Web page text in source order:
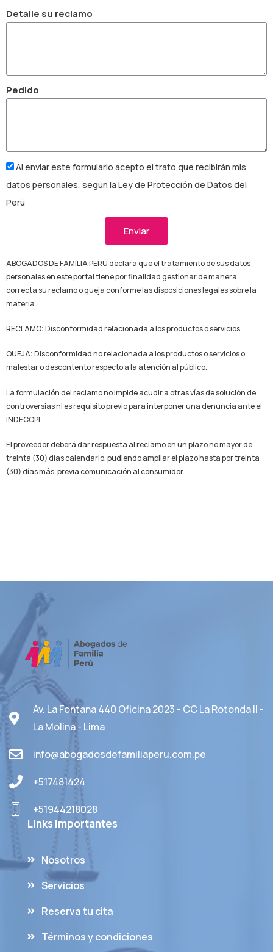
Detalle su reclamo
Pedido
Al enviar este formulario acepto el trato que recibirán mis
datos personales, según la Ley de Protección de Datos del
Perú
Enviar
ABOGADOS DE FAMILIA PERÚ declara que el tratamiento de sus datos
personales en este portal tiene por finalidad gestionar de manera
correcta su reclamo o queja conforme las disposiciones legales sobre la
materia.
RECLAMO: Disconformidad relacionada a los productos o servicios
QUEJA: Disconformidad no relacionada a los productos o servicios o
malestar o descontento respecto a la atención al público.
La formulación del reclamo no impide acudir a otras ví­as de solución de
controversias ni es requisito previo para interponer una denuncia ante el
INDECOPI.
El proveedor deberá dar respuesta al reclamo en un plazo no mayor de
treinta (30) días calendario, pudiendo ampliar el plazo hasta por treinta
(30) días más, previa comunicación al consumidor.
Av. La Fontana 440 Oficina 2023 - CC La Rotonda II -
La Molina - Lima
info@abogadosdefamiliaperu.com.pe
+517481424
+51944218028
Links Importantes
Nosotros
Servicios
Reserva tu cita
Términos y condiciones